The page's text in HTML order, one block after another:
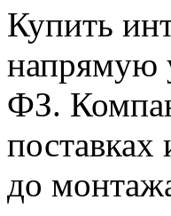
Купить
напрямую
ФЗ.
до